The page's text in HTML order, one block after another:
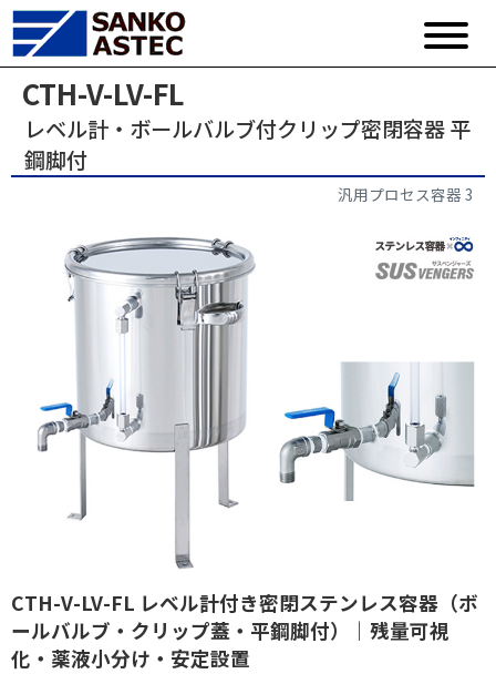
CTH-V-LV-FL
レベル計・ボールバルブ付クリップ密閉容器 平
鋼脚付
汎用プロセス容器 3
CTH-V-LV-FL レベル計付き密閉ステンレス容器（ボ
ールバルブ・クリップ蓋・平鋼脚付）｜残量可視
化・薬液小分け・安定設置